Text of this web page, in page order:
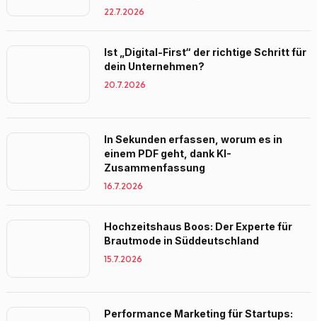
22.7.2026
Ist „Digital-First“ der richtige Schritt für
dein Unternehmen?
20.7.2026
In Sekunden erfassen, worum es in
einem PDF geht, dank KI-
Zusammenfassung
16.7.2026
Hochzeitshaus Boos: Der Experte für
Brautmode in Süddeutschland
15.7.2026
Performance Marketing für Startups: